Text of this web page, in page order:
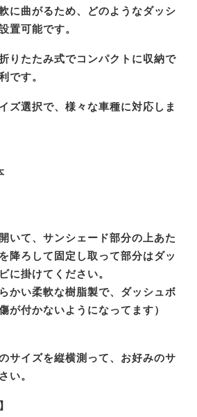
に曲がるため、どのようなダッシ
置可能です。
りたたみ式でコンパクトに収納で
です。
ズ選択で、様々な車種に対応しま
いて、サンシェード部分の上あた
降ろして固定し取って部分はダッ
に掛けてください。
かい柔軟な樹脂製で、ダッシュボ
が付かないようになってます）
サイズを縦横測って、お好みのサ
い。